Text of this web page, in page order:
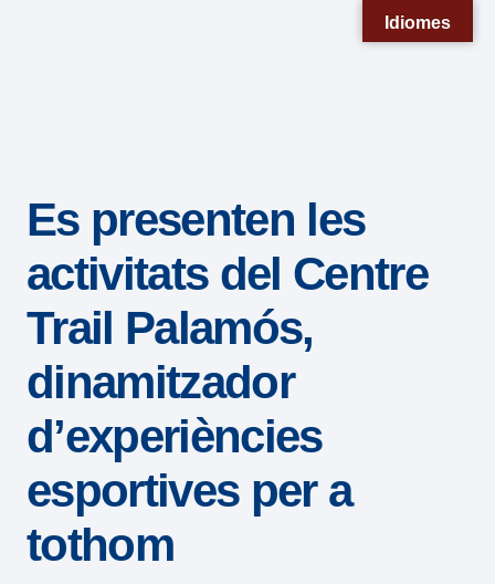
sistema
accesibilidad.
Es presenten les
activitats del Centre
Trail Palamós,
dinamitzador
d’experiències
esportives per a
tothom
Idiomes